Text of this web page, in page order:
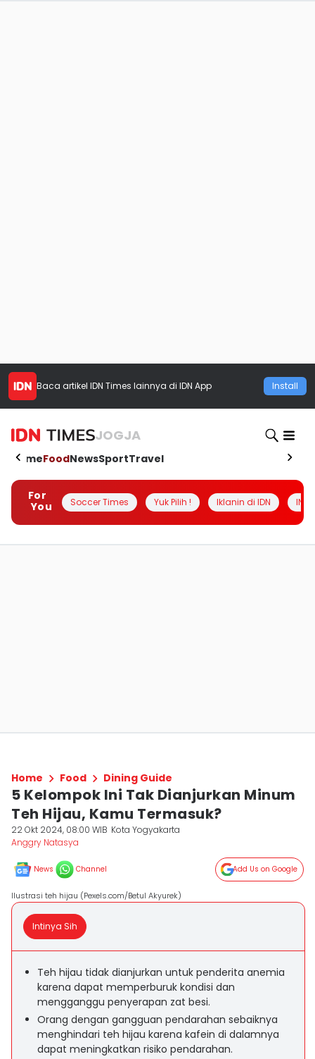
Baca artikel IDN Times lainnya di IDN App Install
JOGJA
HomeFoodNewsSportTravel
For
You
Soccer Times Yuk Pilih ! Iklanin di IDN
Home Food Dining Guide
5 Kelompok Ini Tak Dianjurkan Minum
Teh Hijau, Kamu Termasuk?
22 Okt 2024, 08:00 WIB Kota Yogyakarta
Anggry Natasya
News Channel Add Us on Google
Ilustrasi teh hijau (Pexels.com/Betul Akyurek)
Intinya Sih
Teh hijau tidak dianjurkan untuk penderita anemia
karena dapat memperburuk kondisi dan
mengganggu penyerapan zat besi.
Orang dengan gangguan pendarahan sebaiknya
menghindari teh hijau karena kafein di dalamnya
dapat meningkatkan risiko pendarahan.